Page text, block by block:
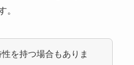
。
を持つ場合もありま